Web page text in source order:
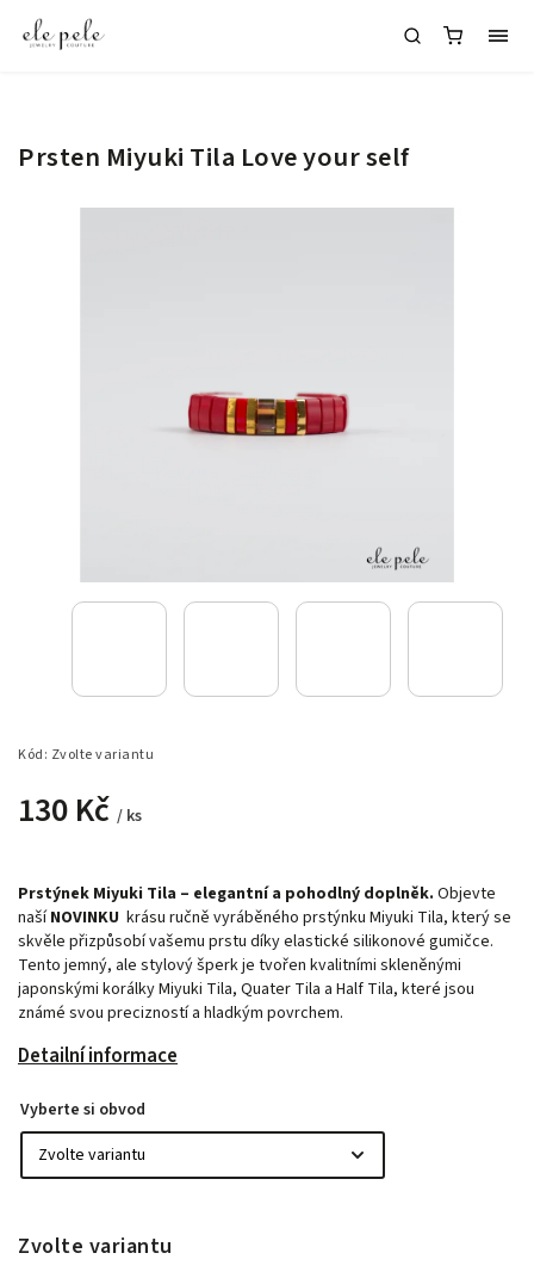
Prsten Miyuki Tila Love your self
Kód: Zvolte variantu
130 Kč / ks
Prstýnek Miyuki Tila – elegantní a pohodlný doplněk. Objevte
našíNOVINKU krásu ručně vyráběného prstýnku Miyuki Tila, který se
skvěle přizpůsobí vašemu prstu díky elastické silikonové gumičce.
Tento jemný, ale stylový šperk je tvořen kvalitními skleněnými
japonskými korálky Miyuki Tila, Quater Tila a Half Tila, které jsou
známé svou precizností a hladkým povrchem.
Detailní informace
Vyberte si obvod
Zvolte variantu